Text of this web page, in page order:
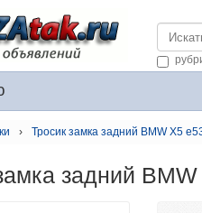
› Тросик замка задний BMW X5
задний